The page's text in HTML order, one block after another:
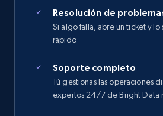
Resolución de
Si algo falla, abre un ticket y lo
rápido
Soporte completo
Tú gestionas las operaciones
expertos 24/7 de Bright Data